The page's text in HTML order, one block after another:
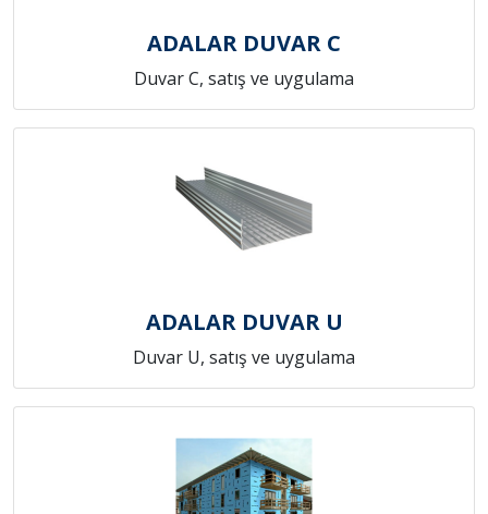
ADALAR DUVAR C
Duvar C, satış ve uygulama
ADALAR DUVAR U
Duvar U, satış ve uygulama